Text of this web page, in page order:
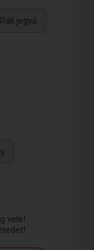
vele!
Rák jegyű